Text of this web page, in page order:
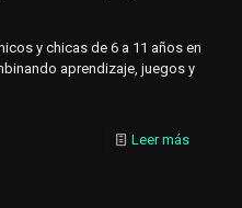
y chicas de 6 a 11 años en
aprendizaje, juegos y
Leer más